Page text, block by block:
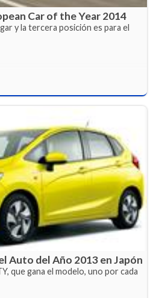
Car of the Year 2014
y la tercera posición es para el
Auto del Año 2013 en Japón
que gana el modelo, uno por cada